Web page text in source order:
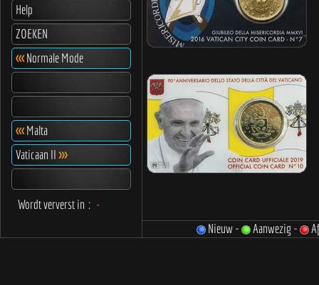
Help
ZOEKEN
<<<Normale Mode
<<<Malta
Vaticaan II>>>
Wordt ververst in : -
Nieuw - Aanwezig -